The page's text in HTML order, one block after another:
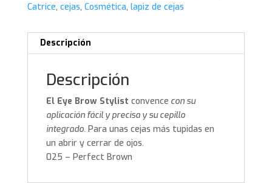
Catrice, cejas, Cosmética, lapiz de cejas
Descripción
Descripción
El Eye Brow Stylist convence con su
aplicación fácil y precisa y su cepillo
integrado.Para unas cejas más tupidas en
un abrir y cerrar de ojos.
025 – Perfect Brown